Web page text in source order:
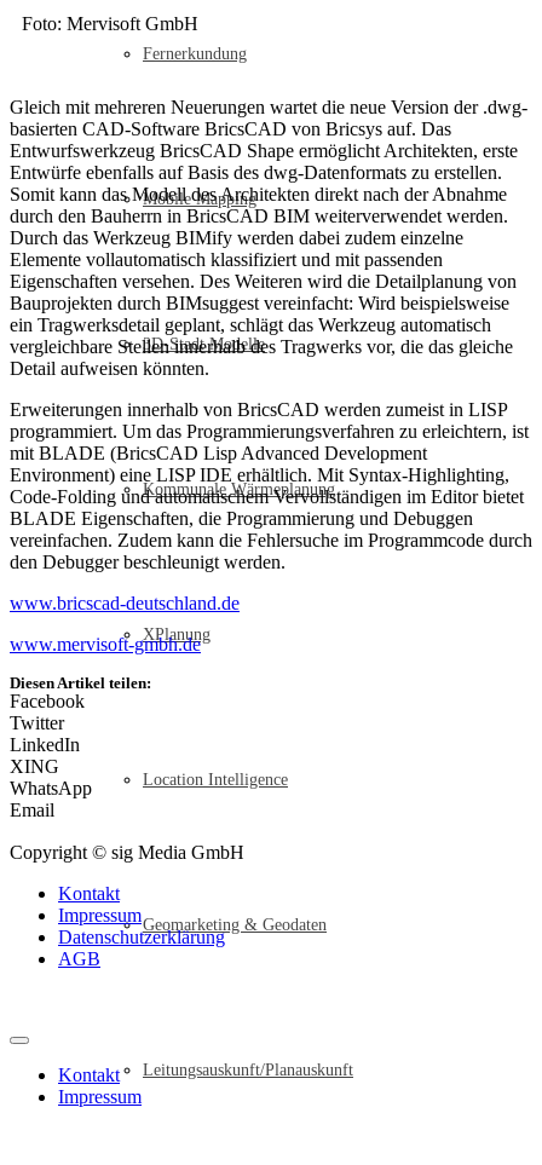
Fernerkundung
Mobile Mapping
3D-Stadt Modelle
Kommunale Wärmeplanung
XPlanung
Location Intelligence
Geomarketing & Geodaten
Leitungsauskunft/Planauskunft
Foto: Mervisoft GmbH
Gleich mit mehreren Neuerungen wartet die neue Version der .dwg-
basierten CAD-Software BricsCAD von Bricsys auf. Das
Entwurfswerkzeug BricsCAD Shape ermöglicht Architekten, erste
Entwürfe ebenfalls auf Basis des dwg-Datenformats zu erstellen.
Somit kann das Modell des Architekten direkt nach der Abnahme
durch den Bauherrn in BricsCAD BIM weiterverwendet werden.
Durch das Werkzeug BIMify werden dabei zudem einzelne
Elemente vollautomatisch klassifiziert und mit passenden
Eigenschaften versehen. Des Weiteren wird die Detailplanung von
Bauprojekten durch BIMsuggest vereinfacht: Wird beispielsweise
ein Tragwerksdetail geplant, schlägt das Werkzeug automatisch
vergleichbare Stellen innerhalb des Tragwerks vor, die das gleiche
Detail aufweisen könnten.
Erweiterungen innerhalb von BricsCAD werden zumeist in LISP
programmiert. Um das Programmierungsverfahren zu erleichtern, ist
mit BLADE (BricsCAD Lisp Advanced Development
Environment) eine LISP IDE erhältlich. Mit Syntax-Highlighting,
Code-Folding und automatischem Vervollständigen im Editor bietet
BLADE Eigenschaften, die Programmierung und Debuggen
vereinfachen. Zudem kann die Fehlersuche im Programmcode durch
den Debugger beschleunigt werden.
www.bricscad-deutschland.de
www.mervisoft-gmbh.de
Diesen Artikel teilen:
Facebook
Twitter
LinkedIn
XING
WhatsApp
Email
Copyright © sig Media GmbH
Kontakt
Impressum
Datenschutzerklärung
AGB
Kontakt
Impressum